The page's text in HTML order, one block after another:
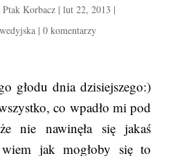
Korbacz| lut 22, 2013 |
| 0 komentarzy
głodu dnia dzisiejszego:)
co wpadło mi pod
nie nawinęła się jakaś
jak mogłoby się to